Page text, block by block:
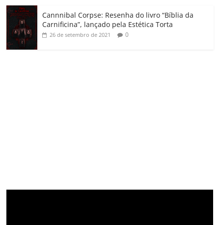
Cannnibal Corpse: Resenha do livro “Bíblia da
Carnificina”, lançado pela Estética Torta
26 de setembro de 2021 0